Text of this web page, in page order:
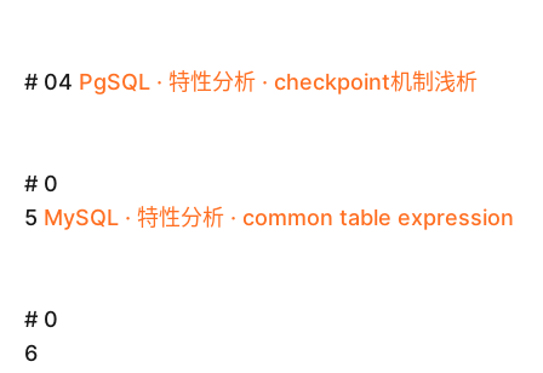
# 04 PgSQL · 特性分析 · checkpoint机制浅析
# 0
5 MySQL · 特性分析 · common table expression
# 0
6